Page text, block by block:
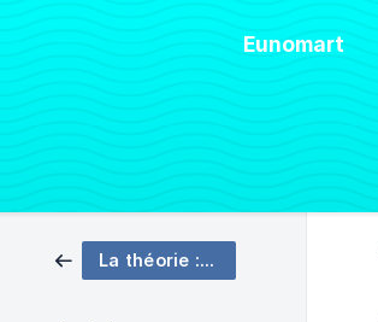
Eunomart
La théorie : À propos de la LCBFT